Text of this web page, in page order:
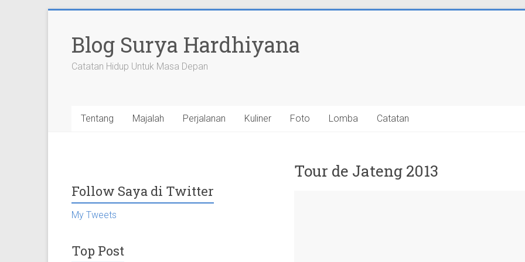
contentBlog Surya Hardhiyana
Catatan Hidup Untuk Masa Depan
Tentang Majalah Perjalanan Kuliner Foto Lomba Catatan
Tour de Jateng 2013
Follow Saya di Twitter
My Tweets
Top Post